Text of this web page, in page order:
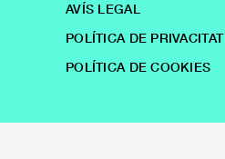
AVÍS LEGAL
POLÍTICA DE PRIVACITAT
POLÍTICA DE COOKIES